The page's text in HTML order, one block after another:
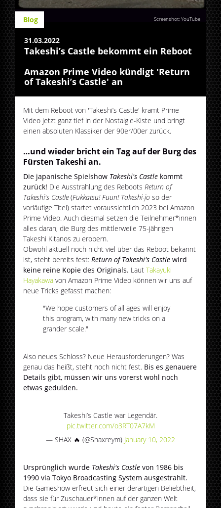
Screenshot: YouTube
Blog
31.03.2022
Takeshi’s Castle bekommt ein Reboot
Amazon Prime Video kündigt 'Return
of Takeshi’s Castle' an
Mit dem Reboot von 'Takeshi’s Castle' kramt Prime
Video jetzt ganz tief in der Nostalgie-Kiste und bringt
einen absoluten Klassiker der 90er/00er zurück.
…und wieder bricht ein Tag auf der Burg des
Fürsten Takeshi an.
Die japanische Spielshow Takeshi's Castle kommt
zurück! Die Ausstrahlung des RebootsReturn of
Takeshi's Castle(Fukkatsu! Fuun! Takeshi-joso der
vorläufige Titel) startet voraussichtlich 2023 bei Amazon
Prime Video. Auch diesmal setzen die Teilnehmer*innen
alles daran, die Burg des mittlerweile 75-jährigen
Takeshi Kitanos zu erobern.
Obwohl aktuell noch nicht viel über das Reboot bekannt
ist, steht bereits fest:Return of Takeshi's Castle wird
keine reine Kopie des Originals. Laut Takayuki
Hayakawa von Amazon Prime Video können wir uns auf
neue Tricks gefasst machen:
"We hope customers of all ages will enjoy
this program, with many new tricks on a
grander scale."
Also neues Schloss? Neue Herausforderungen? Was
genau das heißt, steht noch nicht fest. Bis es genauere
Details gibt, müssen wir uns vorerst wohl noch
etwas gedulden.
Takeshi’s Castle war Legendär.
pic.twitter.com/o3RT07A7kM
— SHAX 🔥 (@Shaxreym) January 10, 2022
Ursprünglich wurde Takeshi's Castlevon 1986 bis
1990 via Tokyo Broadcasting System ausgestrahlt.
Die Gameshow erfreut sich einer derartigen Beliebtheit,
dass sie für Zuschauer*innen auf der ganzen Welt